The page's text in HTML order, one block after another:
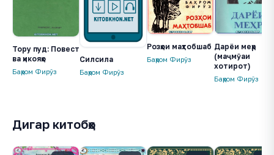
Тору пуд: Повест
ва ҳикояҳо
Баҳром Фирӯз
Силсила
Баҳром Фирӯз
Розҳои маҳтобшаб
Баҳром Фирӯз
Дарёи меҳр
(маҷмӯаи
хотирот)
Баҳром Фирӯз
Дигар китобҳо